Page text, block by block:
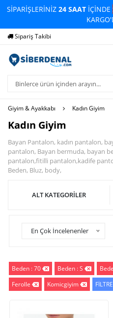
SİPARİŞLERİNİZ24 SAAT İÇİNDE
Sipariş Takibi
Giyim & Ayakkabı Kadın Giyim
Kadın Giyim
Bayan Pantalon, kadın pantalon,
pantalon, Bayan bermuda, bayan
pantalon,fitilli pantalon,kadife
Beden, Bluz, body,
ALT KATEGORİLER
En Çok İncelenenler
Beden : 70 Beden : S
Ferolle
Komicgiyim